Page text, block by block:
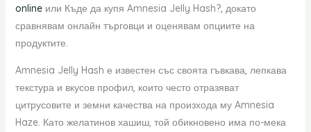
onlineили Къде да купя Amnesia Jelly Hash?, докато
сравнявам онлайн търговци и оценявам опциите на
продуктите.
Amnesia Jelly Hash е известен със своята гъвкава, лепкава
текстура и вкусов профил, които често отразяват
цитрусовите и земни качества на произхода му Amnesia
Haze. Като желатинов хашиш, той обикновено има по-мека